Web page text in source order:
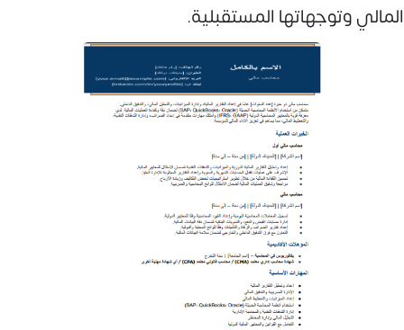
المالي وتوجهاتها المستقبلية.